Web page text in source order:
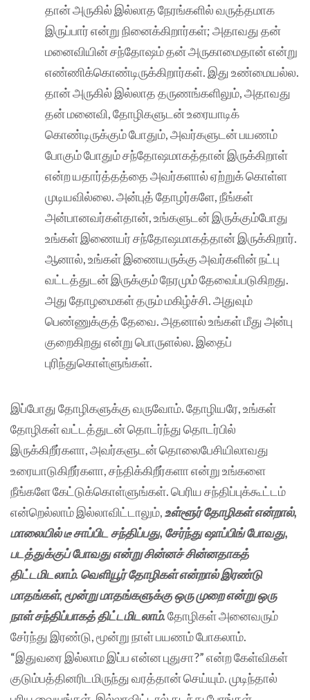
தான் அருகில் இல்லாத நேரங்களில் வருத்தமாக
இருப்பார் என்று நினைக்கிறார்கள்; அதாவது தன்
மனைவியின் சந்தோஷம் தன் அருகாமைதான் என்று
எண்ணிக்கொண்டிருக்கிறார்கள். இது உண்மையல்ல.
தான் அருகில் இல்லாத தருணங்களிலும், அதாவது
தன் மனைவி, தோழிகளுடன் உரையாடிக்
கொண்டிருக்கும் போதும், அவர்களுடன் பயணம்
போகும் போதும் சந்தோஷமாகத்தான் இருக்கிறாள்
என்ற யதார்த்தத்தை அவர்களால் ஏற்றுக் கொள்ள
முடியவில்லை. அன்புத் தோழர்களே, நீங்கள்
அன்பானவர்கள்தான், உங்களுடன் இருக்கும்போது
உங்கள் இணையர் சந்தோஷமாகத்தான் இருக்கிறார்.
ஆனால், உங்கள் இணையருக்கு அவர்களின் நட்பு
வட்டத்துடன் இருக்கும் நேரமும் தேவைப்படுகிறது.
அது தோழமைகள் தரும் மகிழ்ச்சி. அதுவும்
பெண்ணுக்குத் தேவை. அதனால் உங்கள் மீது அன்பு
குறைகிறது என்று பொருளல்ல. இதைப்
புரிந்துகொள்ளுங்கள்.
இப்போது தோழிகளுக்கு வருவோம். தோழியரே, உங்கள்
தோழிகள் வட்டத்துடன் தொடர்ந்து தொடர்பில்
இருக்கிறீர்களா, அவர்களுடன் தொலைபேசியிலாவது
உரையாடுகிறீர்களா, சந்திக்கிறீர்களா என்று உங்களை
நீங்களே கேட்டுக்கொள்ளுங்கள். பெரிய சந்திப்புக்கூட்டம்
என்றெல்லாம் இல்லாவிட்டாலும்,உள்ளூர் தோழிகள் என்றால்,
மாலையில் டீ சாப்பிட சந்திப்பது, சேர்ந்து ஷாப்பிங் போவது,
படத்துக்குப் போவது என்று சின்னச் சின்னதாகத்
திட்டமிடலாம். வெளியூர் தோழிகள் என்றால் இரண்டு
மாதங்கள், மூன்று மாதங்களுக்கு ஒரு முறை என்று ஒரு
நாள் சந்திப்பாகத் திட்டமிடலாம்.தோழிகள் அனைவரும்
சேர்ந்து இரண்டு, மூன்று நாள் பயணம் போகலாம்.
“இதுவரை இல்லாம இப்ப என்ன புதுசா?” என்ற கேள்விகள்
குடும்பத்தினரிடமிருந்து வரத்தான் செய்யும். முடிந்தால்